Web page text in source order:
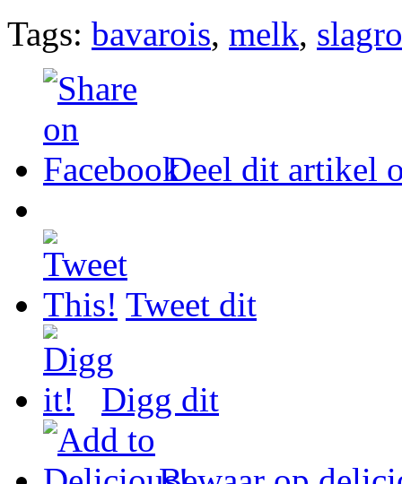
Tags: bavarois, melk,
Deel dit artikel
Tweet dit
Digg dit